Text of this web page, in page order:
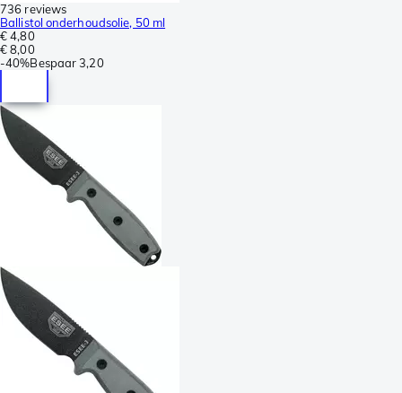
736 reviews
Ballistol onderhoudsolie, 50 ml
€ 4,80
€ 8,00
-40%Bespaar 3,20